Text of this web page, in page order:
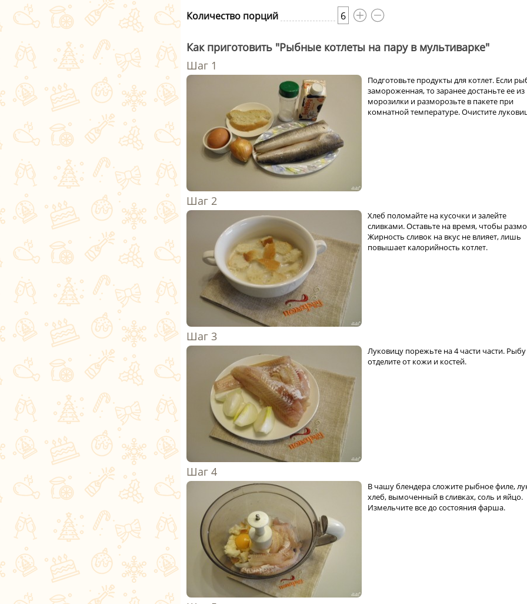
Количество порций 6
Как приготовить "Рыбные котлеты на пару в мультиварке"
Подготовьте продукты для котлет. Если
замороженная, то заранее достаньте ее из
морозилки и разморозьте в пакете при
комнатной температуре. Очистите
Хлеб поломайте на кусочки и залейте
сливками. Оставьте на время, чтобы
Жирность сливок на вкус не влияет, лишь
повышает калорийность котлет.
Луковицу порежьте на 4 части части. Рыбу
отделите от кожи и костей.
В чашу блендера сложите рыбное филе,
хлеб, вымоченный в сливках, соль и яйцо.
Измельчите все до состояния фарша.